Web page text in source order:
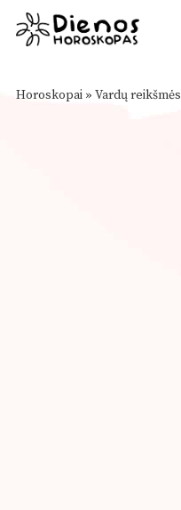
Horoskopai » Vardų reikšmės